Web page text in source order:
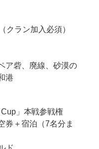
クラン加入必須）
ア砦、廃線、砂漠の
港
Cup」本戦参戦権
券＋宿泊（7名分ま